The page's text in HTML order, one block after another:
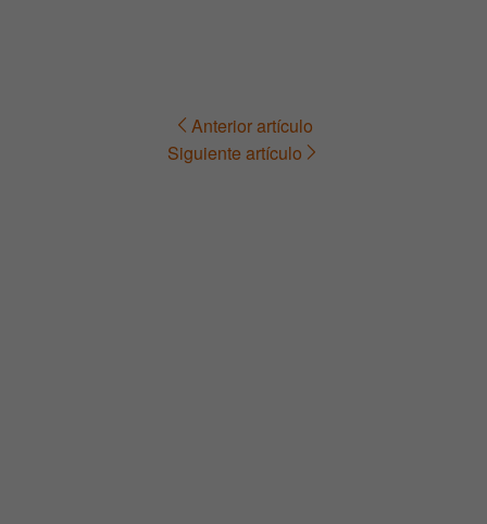
Navegación Anterior artículo
Siguiente artículo